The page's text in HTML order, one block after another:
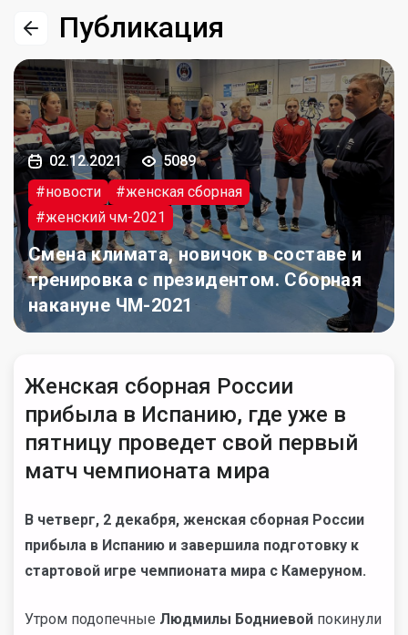
Публикация
02.12.2021
5089
#новости
#женская сборная
#женский чм-2021
Смена климата, новичок в составе и
тренировка с президентом. Сборная
накануне ЧМ-2021
Женская сборная России
прибыла в Испанию, где уже в
пятницу проведет свой первый
матч чемпионата мира
В четверг, 2 декабря, женская сборная России
прибыла в Испанию и завершила подготовку к
стартовой игре чемпионата мира с Камеруном.
Утром подопечные Людмилы Бодниевой покинули